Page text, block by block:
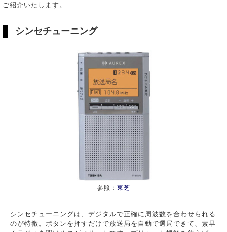
ご紹介いたします。
シンセチューニング
参照： 東芝
シンセチューニングは、デジタルで正確に周波数を合わせられる
のが特徴。ボタンを押すだけで放送局を自動で選局できて、素早